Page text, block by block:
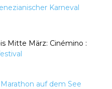
Karneval
Mitte März: Cinémino :
auf dem See